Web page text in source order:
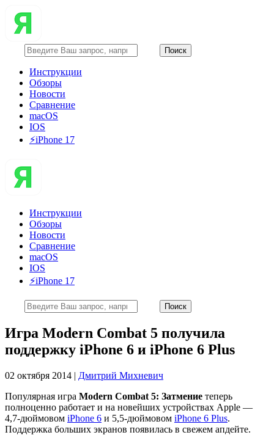
Инструкции
Обзоры
Новости
Сравнение
macOS
IOS
⚡️iPhone 17
Инструкции
Обзоры
Новости
Сравнение
macOS
IOS
⚡️iPhone 17
Игра Modern Combat 5 получила
поддержку iPhone 6 и iPhone 6 Plus
02 октября 2014 | Дмитрий Михневич
Популярная игра Modern Combat 5: Затмение теперь
полноценно работает и на новейших устройствах Apple —
4,7-дюймовом iPhone 6 и 5,5-дюймовом iPhone 6 Plus.
Поддержка больших экранов появилась в свежем апдейте.